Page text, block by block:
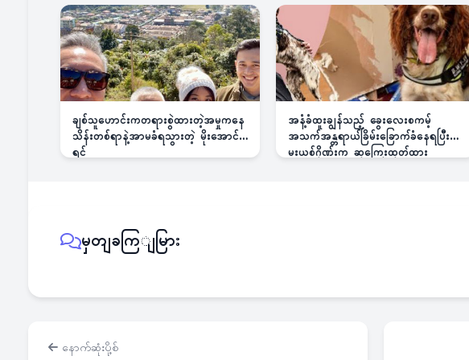
ချစ်သူဟောင်းကတရားစွဲထားတဲ့အမှုကနေ
သိန်းတစ်ရာနဲ့အာမခံရသွားတဲ့ မိုးအောင်
ရင်
အနံ့ခံထူးချွန်သည့် ခွေးလေးစကမ့်
အသက်အန္တရာယ်ခြိမ်းခြောက်ခံနေရပြီး
မူးယစ်ဂိုဏ်းက ဆုကြေးထုတ်ထား
မှတျခကြျမြား
နောက်ဆုံးပို့စ်